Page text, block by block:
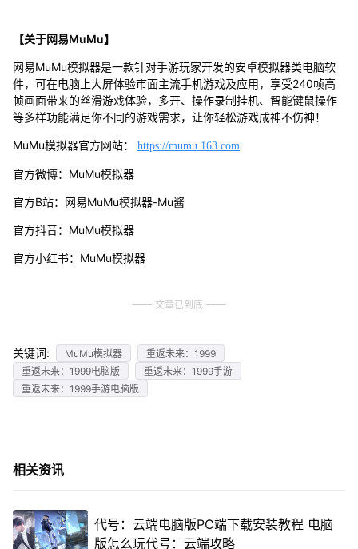
【关于网易MuMu】
网易MuMu模拟器是一款针对手游玩家开发的安卓模拟器类电脑软
件，可在电脑上大屏体验市面主流手机游戏及应用，享受240帧高
帧画面带来的丝滑游戏体验，多开、操作录制挂机、智能键鼠操作
等多样功能满足你不同的游戏需求，让你轻松游戏成神不伤神！
MuMu模拟器官方网站： https://mumu.163.com
官方微博：MuMu模拟器
官方B站：网易MuMu模拟器-Mu酱
官方抖音：MuMu模拟器
官方小红书：MuMu模拟器
文章已到底
关键词: MuMu模拟器
重返未来：1999
重返未来：1999电脑版
重返未来：1999手游
重返未来：1999手游电脑版
相关资讯
代号：云端电脑版PC端下载安装教程 电脑
版怎么玩代号：云端攻略